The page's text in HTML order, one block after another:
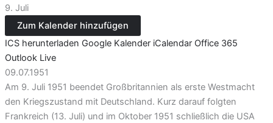
9. Juli
Zum Kalender hinzufügen
ICS herunterladen Google Kalender iCalendar Office 365
Outlook Live
09.07.1951
Am 9. Juli 1951 beendet Großbritannien als erste Westmacht
den Kriegszustand mit Deutschland. Kurz darauf folgten
Frankreich (13. Juli) und im Oktober 1951 schließlich die USA